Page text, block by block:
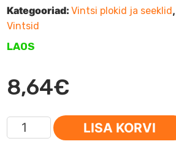
8,64€
Seekel
3,25T
LISA KORVI
Kategooriad: Vintsi plokid ja seeklid ,
Vintsid
LAOS